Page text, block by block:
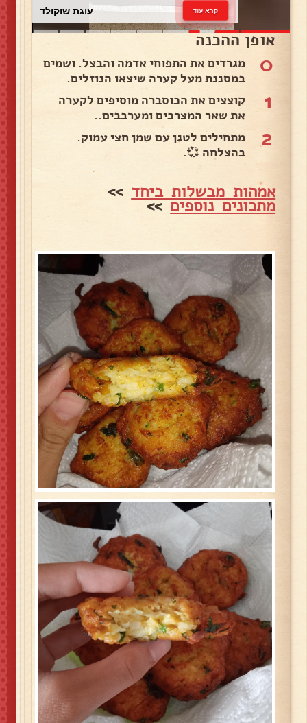
עוגת שוקולד קרא עוד
אופן ההכנה
0
מגרדים את התפוחי אדמה והבצל. ושמים
במסננת מעל קערה שיצאו הנוזלים.
1
קוצצים את הכוסברה מוסיפים לקערה
את שאר המצרכים ומערבבים..
2
מתחילים לטגן עם שמן חצי עמוק.
בהצלחה 💞.
אמהות מבשלות ביחד >>
מתכונים נוספים>>